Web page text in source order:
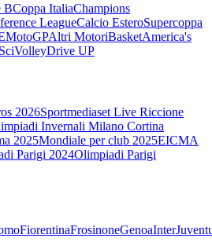
BCoppa ItaliaChampions
LeagueCalcio EsteroSupercoppa
MotoGPAltri MotoriBasketAmerica's
SciVolleyDrive UP
2026Sportmediaset Live Riccione
Invernali Milano Cortina
2025Mondiale per club 2025EICMA
Parigi 2024Olimpiadi Parigi
FiorentinaFrosinoneGenoaInter